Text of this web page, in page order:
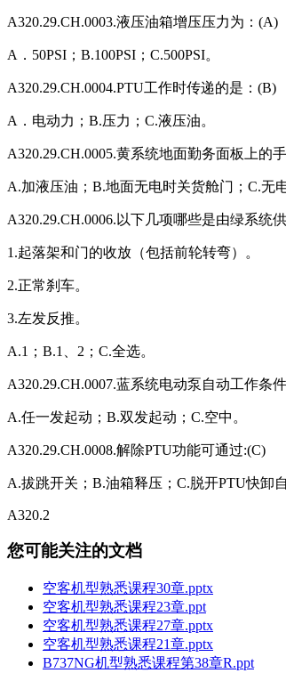
A320.29.CH.0003.液压油箱增压压力为：(A)
A．50PSI；B.100PSI；C.500PSI。
A320.29.CH.0004.PTU工作时传递的是：(B)
A．电动力；B.压力；C.液压油。
A320.29.CH.0005.黄系统地面勤务面板上的
A.加液压油；B.地面无电时关货舱门；C.无
A320.29.CH.0006.以下几项哪些是由绿系统
1.起落架和门的收放（包括前轮转弯）。
2.正常刹车。
3.左发反推。
A.1；B.1、2；C.全选。
A320.29.CH.0007.蓝系统电动泵自动工作条
A.任一发起动；B.双发起动；C.空中。
A320.29.CH.0008.解除PTU功能可通过:(C)
A.拔跳开关；B.油箱释压；C.脱开PTU快卸
A320.2
您可能关注的文档
空客机型熟悉课程30章.pptx
空客机型熟悉课程23章.ppt
空客机型熟悉课程27章.pptx
空客机型熟悉课程21章.pptx
B737NG机型熟悉课程第38章R.ppt